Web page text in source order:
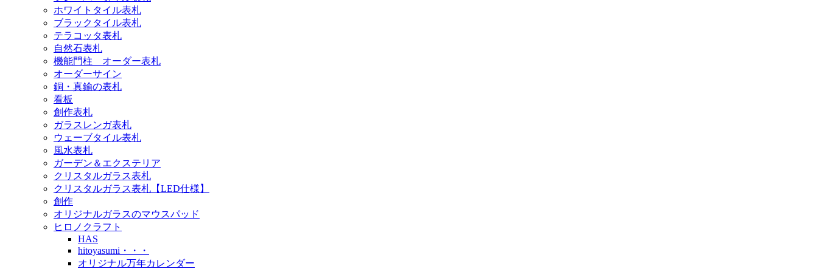
ホワイトタイル表札
ブラックタイル表札
テラコッタ表札
自然石表札
機能門柱 オーダー表札
オーダーサイン
銅・真鍮の表札
看板
創作表札
ガラスレンガ表札
ウェーブタイル表札
風水表札
ガーデン＆エクステリア
クリスタルガラス表札
クリスタルガラス表札【LED仕様】
創作
オリジナルガラスのマウスパッド
ヒロノクラフト
HAS
hitoyasumi・・・
オリジナル万年カレンダー